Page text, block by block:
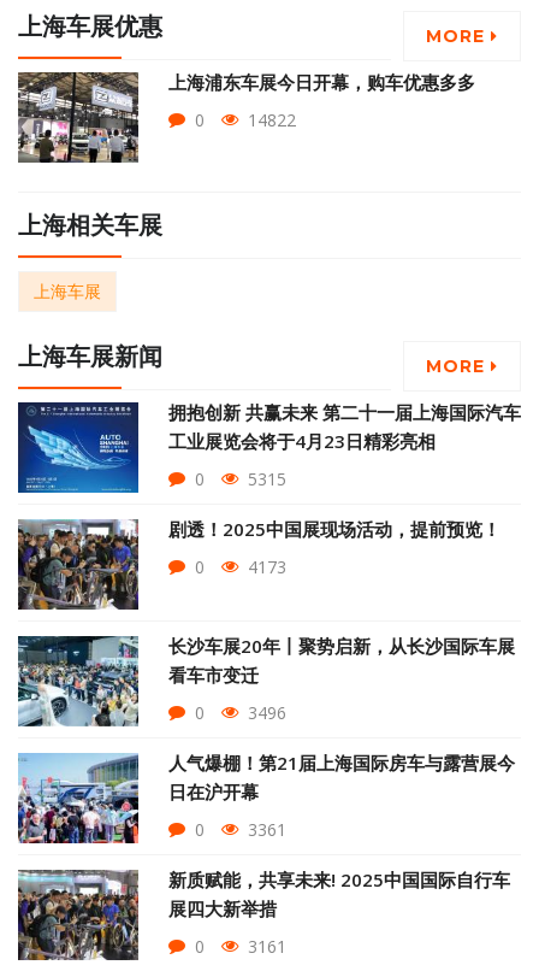
上海车展优惠 MORE
上海浦东车展今日开幕，购车优惠多多
0 14822
上海相关车展
上海车展
上海车展新闻 MORE
拥抱创新 共赢未来 第二十一届上海国际汽车
工业展览会将于4月23日精彩亮相
0 5315
剧透！2025中国展现场活动，提前预览！
0 4173
长沙车展20年丨聚势启新，从长沙国际车展
看车市变迁
0 3496
人气爆棚！第21届上海国际房车与露营展今
日在沪开幕
0 3361
新质赋能，共享未来! 2025中国国际自行车
展四大新举措
0 3161